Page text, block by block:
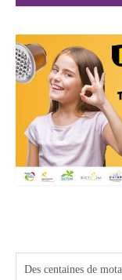
Des centaines de